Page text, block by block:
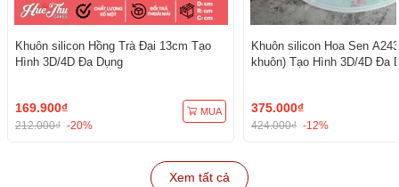
Khuôn silicon Hồng Trà Đại 13cm Tạo
Hình 3D/4D Đa Dụng
169.900₫
212.000₫ -20%
MUA
Khuôn silicon Hoa Sen
khuôn) Tạo Hình 3D/4D Đa
375.000₫
424.000₫ -12%
Xem tất cả